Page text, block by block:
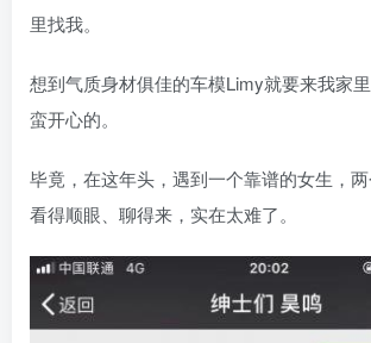
里找我。
想到气质身材俱佳的车模Limy就要来我家
蛮开心的。
毕竟，在这年头，遇到一个靠谱的女生，
看得顺眼、聊得来，实在太难了。